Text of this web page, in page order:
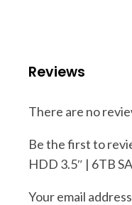
Reviews
There are no
Be the first to
HDD 3.5″ | 6TB
Your email